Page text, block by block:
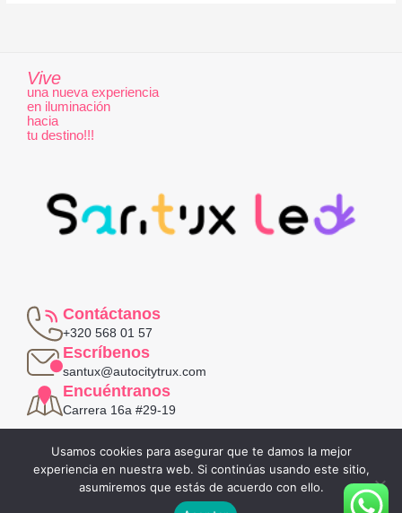
Vive
una nueva experiencia
en iluminación
hacia
tu destino!!!
Contáctanos
+320 568 01 57
Escríbenos
santux@autocitytrux.com
Encuéntranos
Carrera 16a #29-19
Términos y condiciones
Usamos cookies para asegurar que te damos la mejor
experiencia en nuestra web. Si continúas usando este sitio,
asumiremos que estás de acuerdo con ello.